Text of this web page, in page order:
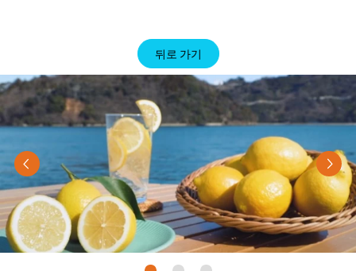
뒤로 가기
Previous Next